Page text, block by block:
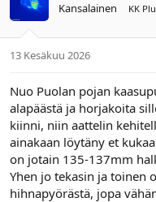
Kansalainen KK
13 Kesäkuu 2026
Nuo Puolan pojan
alapäästä ja horjakoita
kiinni, niin aattelin
ainakaan löytäny et
on jotain 135-137mm
Yhen jo tekasin ja toinen
hihnapyörästä, jopa